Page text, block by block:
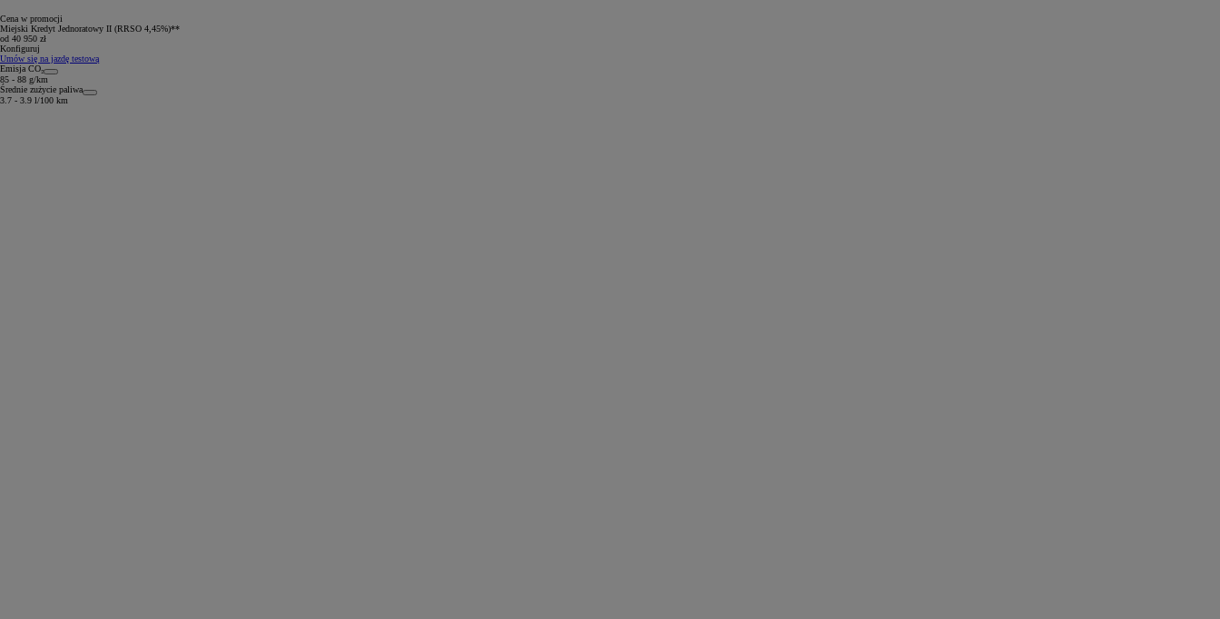
Cena w promocji
Miejski Kredyt Jednoratowy II (RRSO 4,45%)**
od 40 950 zł
Konfiguruj
Umów się na jazdę testową
Emisja CO₂
85 - 88 g/km
Średnie zużycie paliwa
3.7 - 3.9 l/100 km